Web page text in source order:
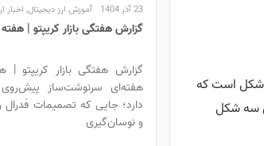
شکل است که
سه شکل
23 آذر 1404 آموزش ارز دیجیتال, اخبار
گزارش هفتگی بازار کریپتو | هفته
هفته‌ای سرنوشت‌ساز پیش‌روی
دارد؛ جایی که تصمیمات فدرال
و نوسان‌گیری